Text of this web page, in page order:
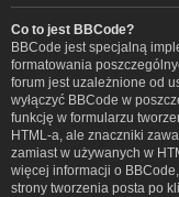
Co to jest BBCode?
BBCode jest specjalną
formatowania
forum jest uzależnione od
wyłączyć BBCode w
funkcję w formularzu
HTML-a, ale znaczniki
zamiast w używanych w
więcej informacji o
strony tworzenia posta po